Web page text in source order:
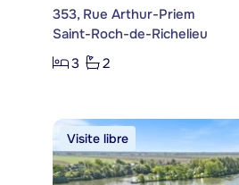
353, Rue Arthur-Priem
Saint-Roch-de-Richelieu
3
2
Visite libre